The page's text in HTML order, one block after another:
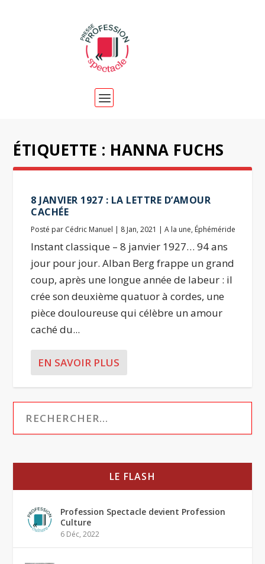
ÉTIQUETTE : HANNA FUCHS
8 JANVIER 1927 : LA LETTRE D’AMOUR
CACHÉE
Posté par Cédric Manuel | 8 Jan, 2021 |A la une, Éphéméride
Instant classique – 8 janvier 1927… 94 ans
jour pour jour. Alban Berg frappe un grand
coup, après une longue année de labeur : il
crée son deuxième quatuor à cordes, une
pièce douloureuse qui célèbre un amour
caché du...
EN SAVOIR PLUS
LE FLASH
Profession Spectacle devient Profession
Culture
6 Déc, 2022